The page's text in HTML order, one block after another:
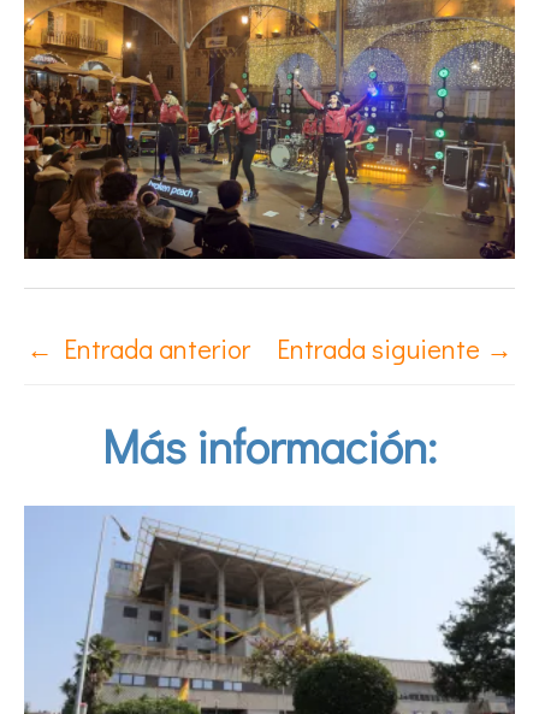
← Entrada anterior Entrada siguiente →
Más información: